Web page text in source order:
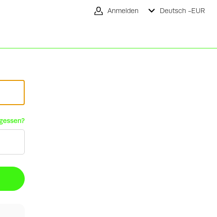
Anmelden Deutsch -EUR